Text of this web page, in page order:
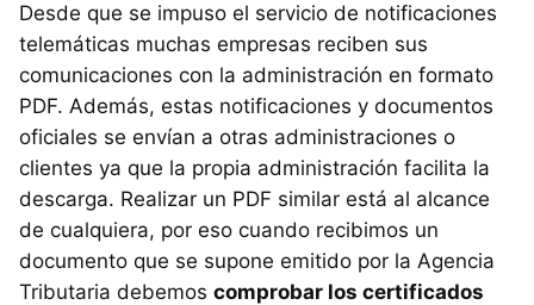
Desde que se impuso el servicio de notificaciones
telemáticas muchas empresas reciben sus
comunicaciones con la administración en formato
PDF. Además, estas notificaciones y documentos
oficiales se envían a otras administraciones o
clientes ya que la propia administración facilita la
descarga. Realizar un PDF similar está al alcance
de cualquiera, por eso cuando recibimos un
documento que se supone emitido por la Agencia
Tributaria debemos comprobar los certificados